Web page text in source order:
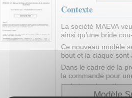
actif)
Contexte
La société MAEVA
ainsi qu’une bride
Ce nouveau modèle
bout et la claque sont
Dans le cadre de la
la commande pour